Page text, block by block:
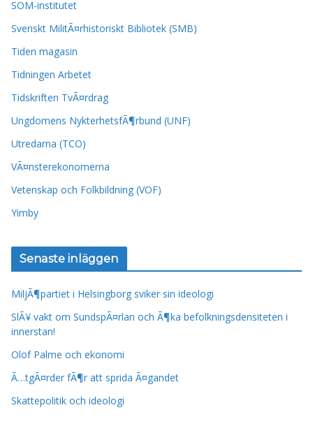
SOM-institutet
Svenskt MilitÃ¤rhistoriskt Bibliotek (SMB)
Tiden magasin
Tidningen Arbetet
Tidskriften TvÃ¤rdrag
Ungdomens NykterhetsfÃ¶rbund (UNF)
Utredarna (TCO)
VÃ¤nsterekonomerna
Vetenskap och Folkbildning (VOF)
Yimby
Senaste inläggen
MiljÃ¶partiet i Helsingborg sviker sin ideologi
SlÃ¥ vakt om SundspÃ¤rlan och Ã¶ka befolkningsdensiteten i
innerstan!
Olof Palme och ekonomi
Ã…tgÃ¤rder fÃ¶r att sprida Ã¤gandet
Skattepolitik och ideologi